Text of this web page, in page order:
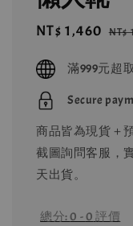
Sale
NT$ 1,460 NT$
滿999元超
Secure
商品皆為現貨＋
截圖詢問客服，
天出貨。
總分:0 -0 評價